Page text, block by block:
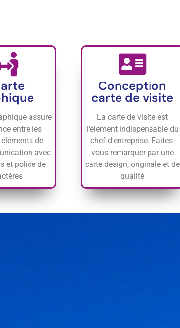
assure
entre les
de
avec
et police de
Conception
carte de visite
La carte de visite est
l'élément indispensable du
chef d'entreprise. Faites-
vous remarquer par une
carte design, originale et de
qualité